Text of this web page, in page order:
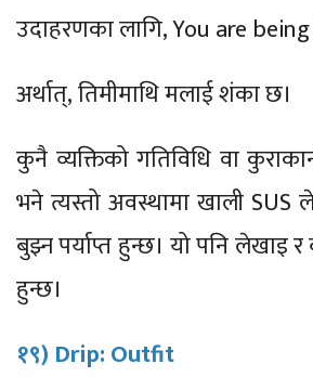
उदाहरणका लागि, You are being
अर्थात्, तिमीमाथि मलाई शंका छ।
कुनै व्यक्तिको गतिविधि वा
भने त्यस्तो अवस्थामा खाली SUS
बुझ्न पर्याप्त हुन्छ। यो पनि लेखाइ र
हुन्छ।
१९) Drip: Outfit